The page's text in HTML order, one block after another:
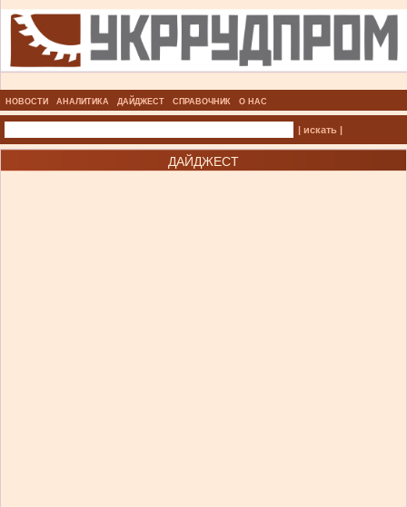
НОВОСТИ АНАЛИТИКА ДАЙДЖЕСТ СПРАВОЧНИК О НАС
| искать |
ДАЙДЖЕСТ